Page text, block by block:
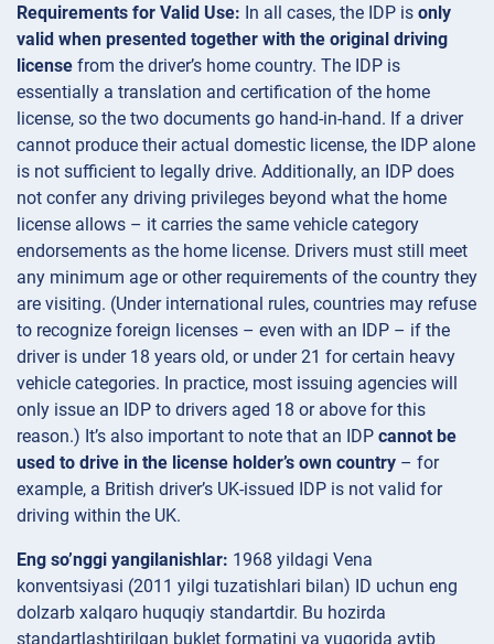
Requirements for Valid Use: In all cases, the IDP is only
valid when presented together with the original driving
license from the driver’s home country​. The IDP is
essentially a translation and certification of the home
license, so the two documents go hand-in-hand. If a driver
cannot produce their actual domestic license, the IDP alone
is not sufficient to legally drive. Additionally, an IDP does
not confer any driving privileges beyond what the home
license allows – it carries the same vehicle category
endorsements as the home license​. Drivers must still meet
any minimum age or other requirements of the country they
are visiting. (Under international rules, countries may refuse
to recognize foreign licenses – even with an IDP – if the
driver is under 18 years old, or under 21 for certain heavy
vehicle categories​. In practice, most issuing agencies will
only issue an IDP to drivers aged 18 or above for this
reason.) It’s also important to note that an IDP cannot be
used to drive in the license holder’s own country – for
example, a British driver’s UK-issued IDP is not valid for
driving within the UK​.
Eng so’nggi yangilanishlar: 1968 yildagi Vena
konventsiyasi (2011 yilgi tuzatishlari bilan) ID uchun eng
dolzarb xalqaro huquqiy standartdir. Bu hozirda
standartlashtirilgan buklet formatini va yuqorida aytib